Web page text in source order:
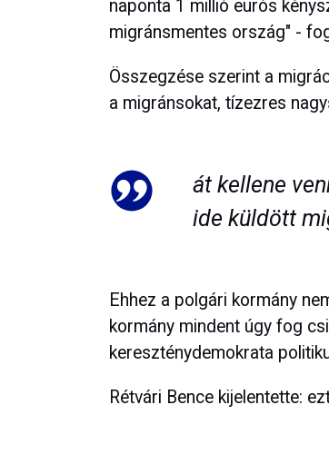
naponta 1 millió eurós
migránsmentes ország" -
Összegzése szerint a
a migránsokat, tízezres
át kellene
ide küldött
Ehhez a polgári kormány
kormány mindent úgy fog
kereszténydemokrata
Rétvári Bence kijelentette: